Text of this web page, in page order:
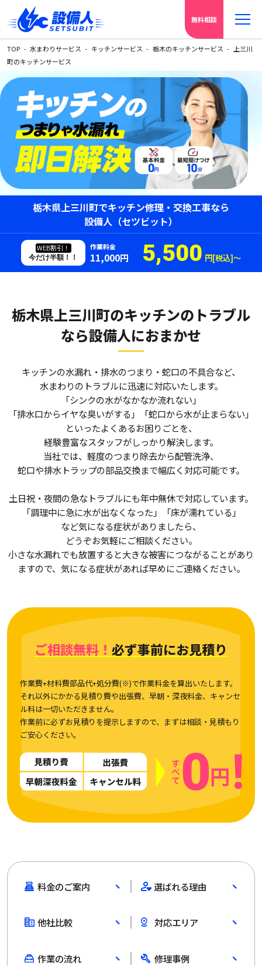
無料相談
TOP 水まわりサービス キッチンサービス 栃木のキッチンサービス
上三川
町のキッチンサービス
栃木県上三川町でキッチン修理・交換工事なら
設備人（セツビット）
WEB割引！
今だけ半額！！
作業料金
11,000円 5,500 円[税込]〜
栃木県上三川町のキッチンのトラブル
なら設備人におまかせ
キッチンの水漏れ・排水のつまり・蛇口の不具合など、
水まわりのトラブルに迅速に対応いたします。
「シンクの水がなかなか流れない」
「排水口からイヤな臭いがする」「蛇口から水が止まらない」
といったよくあるお困りごとを、
経験豊富なスタッフがしっかり解決します。
当社では、軽度のつまり除去から配管洗浄、
蛇口や排水トラップの部品交換まで幅広く対応可能です。
土日祝・夜間の急なトラブルにも年中無休で対応しています。
「調理中に急に水が出なくなった」「床が濡れている」
など気になる症状がありましたら、
どうぞお気軽にご相談ください。
小さな水漏れでも放置すると大きな被害につながることがあり
ますので、気になる症状があれば早めにご連絡ください。
ご相談無料！ 必ず事前にお見積り
作業費+材料費部品代+処分費(※)で作業料金を算出いたします。
それ以外にかかる見積り費や出張費、早朝・深夜料金、キャンセ
ル料は一切いただきません。
作業前に必ずお見積りを提示しますので、まずは相談・見積もり
ご安心ください。
料金のご案内 選ばれる理由
他社比較 対応エリア
作業の流れ 修理事例